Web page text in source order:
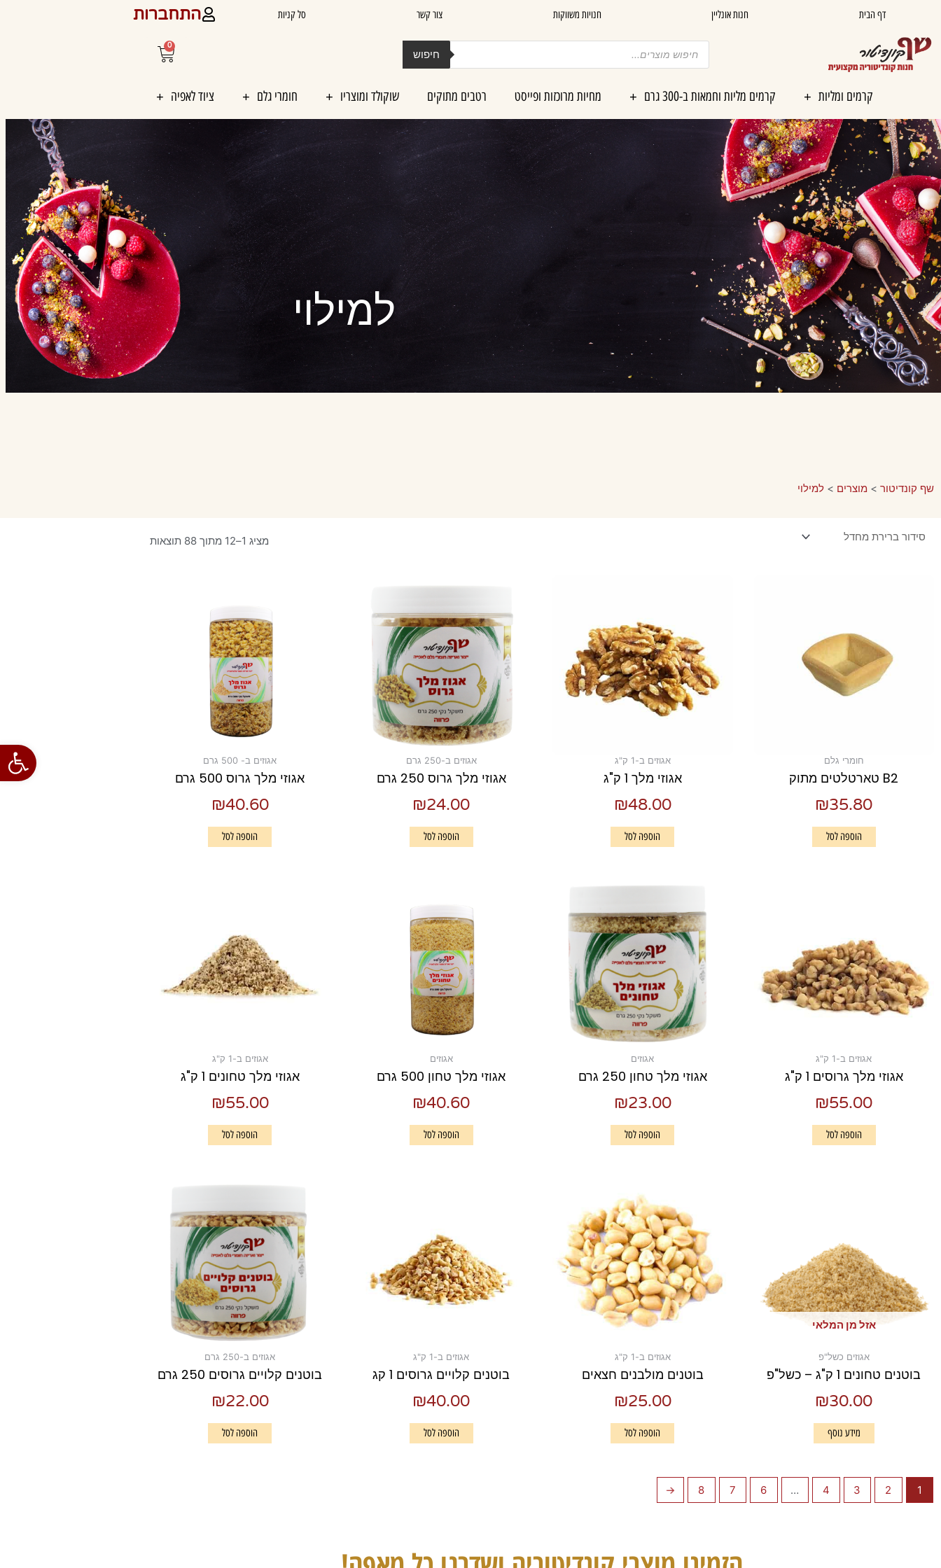
פתח
דף הבית חנות אונליין חנויות משווקות צור קשר סל קניות התחברות
Products
search חיפוש
0
עגלת
קניות
קרמים ומליות קרמים מליות וחמאות ב-300 גרם מחיות מרוכזות ופייסט רטבים מתוקים שוקולד ומוצריו חומרי גלם ציוד לאפיה
למילוי
שף קונדיטור > מוצרים > למילוי
מציג 1–12 מתוך 88 תוצאות
חומרי גלם
B2 טארטלטים מתוק
₪35.80
הוספה לסל
אגוזים ב-1 ק"ג
אגוזי מלך 1 ק"ג
₪48.00
הוספה לסל
אגוזים ב-250 גרם
אגוזי מלך גרוס 250 גרם
₪24.00
הוספה לסל
אגוזים ב- 500 גרם
אגוזי מלך גרוס 500 גרם
₪40.60
הוספה לסל
אגוזים ב-1 ק"ג
אגוזי מלך גרוסים 1 ק"ג
₪55.00
הוספה לסל
אגוזים
אגוזי מלך טחון 250 גרם
₪23.00
הוספה לסל
אגוזים
אגוזי מלך טחון 500 גרם
₪40.60
הוספה לסל
אגוזים ב-1 ק"ג
אגוזי מלך טחונים 1 ק"ג
₪55.00
הוספה לסל
אזל מן המלאי
אגוזים כשל"פ
בוטנים טחונים 1 ק"ג – כשל"פ
₪30.00
מידע נוסף
אגוזים ב-1 ק"ג
בוטנים מולבנים חצאים
₪25.00
הוספה לסל
אגוזים ב-1 ק"ג
בוטנים קלויים גרוסים 1 קג
₪40.00
הוספה לסל
אגוזים ב-250 גרם
בוטנים קלויים גרוסים 250 גרם
₪22.00
הוספה לסל
1
2
3
4
…
6
7
8
←